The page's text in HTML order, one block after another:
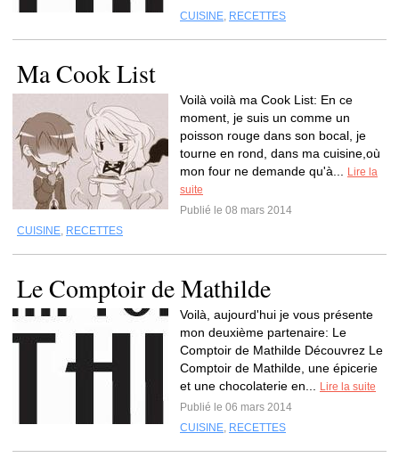
CUISINE, RECETTES
Ma Cook List
Voilà voilà ma Cook List: En ce
moment, je suis un comme un
poisson rouge dans son bocal, je
tourne en rond, dans ma cuisine,où
mon four ne demande qu'à...
Lire la
suite
Publié le 08 mars 2014
CUISINE, RECETTES
Le Comptoir de Mathilde
Voilà, aujourd'hui je vous présente
mon deuxième partenaire: Le
Comptoir de Mathilde Découvrez Le
Comptoir de Mathilde, une épicerie
et une chocolaterie en...
Lire la suite
Publié le 06 mars 2014
CUISINE, RECETTES